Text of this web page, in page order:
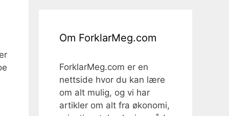
Om ForklarMeg.com
ForklarMeg.com er en
nettside hvor du kan lære
om alt mulig, og vi har
artikler om alt fra økonomi,